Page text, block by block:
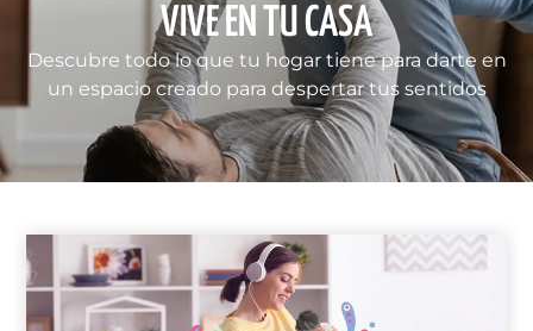
VIVE EN TU CASA
Descubre todo lo que tu hogar tiene para darte en
un espacio creado para despertar tus sentidos